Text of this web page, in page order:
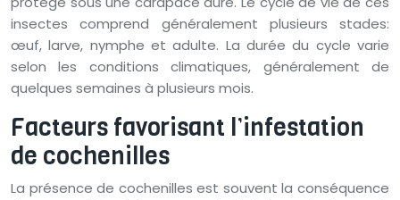
insectes comprend généralement plusieurs stades:
œuf, larve, nymphe et adulte. La durée du cycle varie
selon les conditions climatiques, généralement de
quelques semaines à plusieurs mois.
Facteurs favorisant l’infestation
de cochenilles
La présence de cochenilles est souvent la conséquence